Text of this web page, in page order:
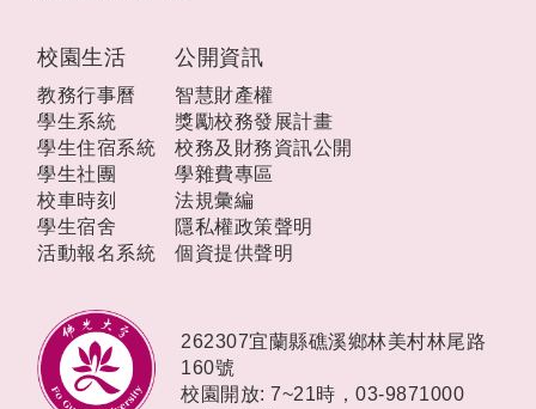
校園生活
教務行事曆
學生系統
學生住宿系統
學生社團
校車時刻
學生宿舍
活動報名系統
公開資訊
智慧財產權
獎勵校務發展計畫
校務及財務資訊公開
學雜費專區
法規彙編
隱私權政策聲明
個資提供聲明
262307宜蘭縣礁溪鄉林美村林尾路
160號
校園開放: 7~21時， 03-9871000